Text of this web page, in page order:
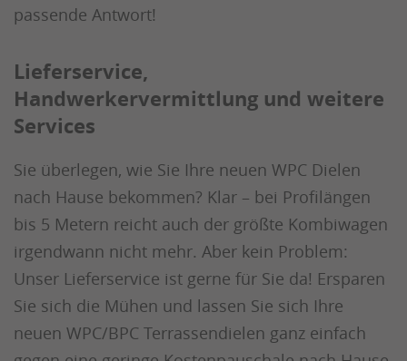
passende Antwort!
Lieferservice,
Handwerkervermittlung und weitere
Services
Sie überlegen, wie Sie Ihre neuen WPC Dielen
nach Hause bekommen? Klar – bei Profilängen
bis 5 Metern reicht auch der größte Kombiwagen
irgendwann nicht mehr. Aber kein Problem:
Unser Lieferservice ist gerne für Sie da! Ersparen
Sie sich die Mühen und lassen Sie sich Ihre
neuen WPC/BPC Terrassendielen ganz einfach